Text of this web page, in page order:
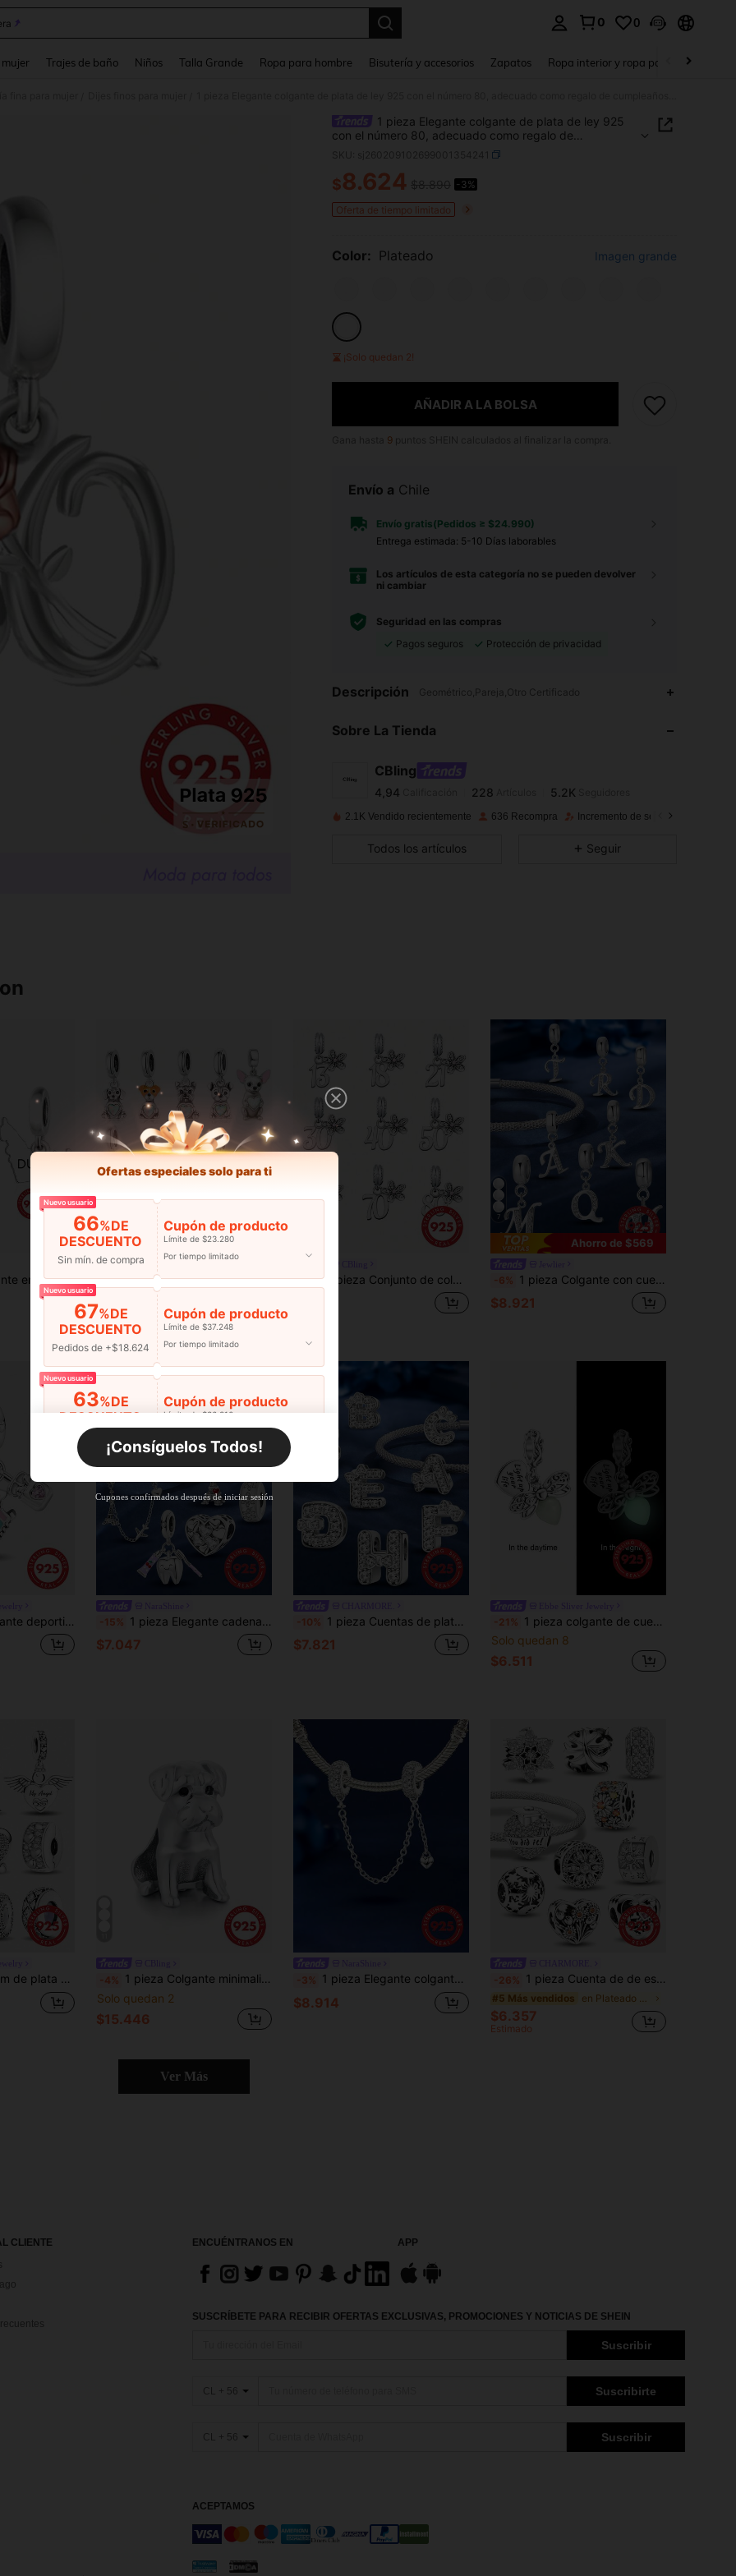
0 0
mujer Trajes de baño Niños Talla Grande Ropa para hombre Bisutería y accesorios Zapatos Ropa interior y ropa para dormir
1 pieza Elegante colgante de plata de ley 925
con el número 80, adecuado como regalo de
cumpleaños para hombres y mujeres
PRICE AND AVAILABILITY
$8.624 -3%
Oferta de tiempo limitado
Color: Plateado Imagen grande
¡Solo quedan 2!
AÑADIR A LA BOLSA
9
Envío a Chile
Envío gratis(Pedidos ≥ $24.990)
Entrega estimada: 5-10 Días laborables
Los artículos de esta categoría no se pueden devolver
ni cambiar
Seguridad en las compras
Pagos seguros
Protección de privacidad
Descripción Geométrico,Pareja,Otro Certificado
Sobre La Tienda
CBling
4,94 228 5.2K
4,94 228 5.2K
4,94
4,94 5.2K
4,94 228 5.2K
5.2K
2.1K Vendido recientemente 636 Recompra Incremento de seguidores de 43%
Todos los artículos Seguir
minimalista, regalo conmemorativo de cumpleaños unisex
FC Fine
1 pieza Colgante de plata de ley 925 con perro colgante y corazón de ópalo, lindo colgante de cachorro para pulseras, joyería hipoalergénica para mascotas
$10.890
-10% 1 pieza Conjunto de colgante colgante de número de cumpleaños de plata de ley 925, colgante de flor de margarita con circonita cúbica de edad 13-80 años, adecuado para pulseras, regalo de joyería hipoalergénica de cumpleaños y aniversario para mujeres y niñas
7
Ahorro de $569
-6% 1 pieza Colgante con cuentas de plata 925 de 26 letras, adecuado para hacer pulseras, brazaletes y joyería DIY de mujer, regalo de aniversario, joyería elegante para mujer
$8.921
de joyería DIY y decoración diaria, joyería decorativa para niñas -15% 1 pieza Elegante cadena de colgante, adecuada para pulseras y brazaletes de mujer, se puede usar para hacer joyas DIY, regalos de citas, exquisitas joyas de mujer
$7.047
-10% 1 pieza Cuentas de plata de ley 925 con 26 letras, adecuado para hacer pulseras, brazaletes y joyería DIY para mujeres, regalo de aniversario, joyería elegante para mujeres
$7.821
-21% 1 pieza colgante de cuenta de plata de ley 925 con diseño de luciérnaga brillante, adecuado para pulsera de mujer, fabricación de joyas DIY
Solo quedan 8
$6.511
y decoración diaria de joyería DIY para mujeres -4% 1 pieza Colgante minimalista de Schnauzer de plata de ley 925 con circonita cúbica, regalo conmemorativo de cumpleaños unisex
Solo quedan 2
$15.446
-3% 1 pieza Elegante colgante de cadena, adecuado para pulseras y brazaletes de mujer, para hacer joyas DIY, regalo de cita, joyería femenina delicada
$8.914
-26% 1 pieza Cuenta de de estrella octagonal de plata de ley 925, adecuada para la fabricación de joyas DIY de pulseras de mujer y accesorios de decoración para uso diario, adecuada para niñas
#5 Más vendidos
$6.357
Estimado
Ver Más
CLIENTE
ENCUÉNTRANOS EN APP
SUSCRÍBETE PARA RECIBIR OFERTAS EXCLUSIVAS, PROMOCIONES Y NOTICIAS DE SHEIN
Suscribir
CL + 56 Suscribirte
CL + 56 Suscribir
ACEPTAMOS
Ofertas especiales solo para ti
Nuevo usuario
66%DE
DESCUENTO
Sin mín. de compra
Cupón de producto
Límite de $23.280
Por tiempo limitado
Nuevo usuario
67%DE
DESCUENTO
Pedidos de +$18.624
Cupón de producto
Límite de $37.248
Por tiempo limitado
Nuevo usuario
63%DE
DESCUENTO
Pedidos de +$27.936
Cupón de producto
Límite de $36.316
Nuevo usuario
63 %DE
DESCUENTO
Pedidos de +$37.248
Cupón de producto
Límite de $36.316
Por tiempo limitado
Nuevo usuario
DESCUENTO
Pedidos de +$55.871
Cupón de producto
¡Consíguelos Todos!
Cupones confirmados después de iniciar sesión